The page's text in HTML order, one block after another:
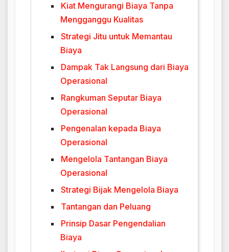
Kiat Mengurangi Biaya Tanpa
Mengganggu Kualitas
Strategi Jitu untuk Memantau
Biaya
Dampak Tak Langsung dari Biaya
Operasional
Rangkuman Seputar Biaya
Operasional
Pengenalan kepada Biaya
Operasional
Mengelola Tantangan Biaya
Operasional
Strategi Bijak Mengelola Biaya
Tantangan dan Peluang
Prinsip Dasar Pengendalian
Biaya